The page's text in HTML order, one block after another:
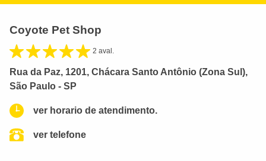
Coyote Pet Shop
2 aval.
Rua da Paz, 1201, Chácara Santo Antônio (Zona Sul),
São Paulo - SP
ver horario de atendimento.
ver telefone